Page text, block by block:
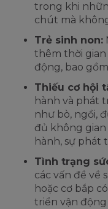
trong khi
chút mà
Trẻ sinh non:
thêm thời
động, bao
Thiếu cơ hội
hành và phát
như bò, ngồi,
đủ không
hành, sự phát
Tình trạng
các vấn đề về
hoặc cơ bắp
triển vận động